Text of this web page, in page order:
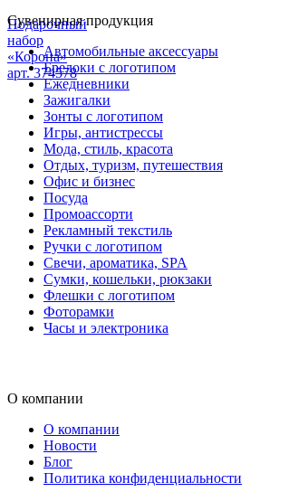
Подарочный
набор
«Корона»
арт. 374578
Сувенирная продукция
Автомобильные аксессуары
Брелоки с логотипом
Ежедневники
Зажигалки
Зонты с логотипом
Игры, антистрессы
Мода, стиль, красота
Отдых, туризм, путешествия
Офис и бизнес
Посуда
Промоассорти
Рекламный текстиль
Ручки с логотипом
Свечи, ароматика, SPA
Сумки, кошельки, рюкзаки
Флешки с логотипом
Фоторамки
Часы и электроника
О компании
О компании
Новости
Блог
Политика конфиденциальности